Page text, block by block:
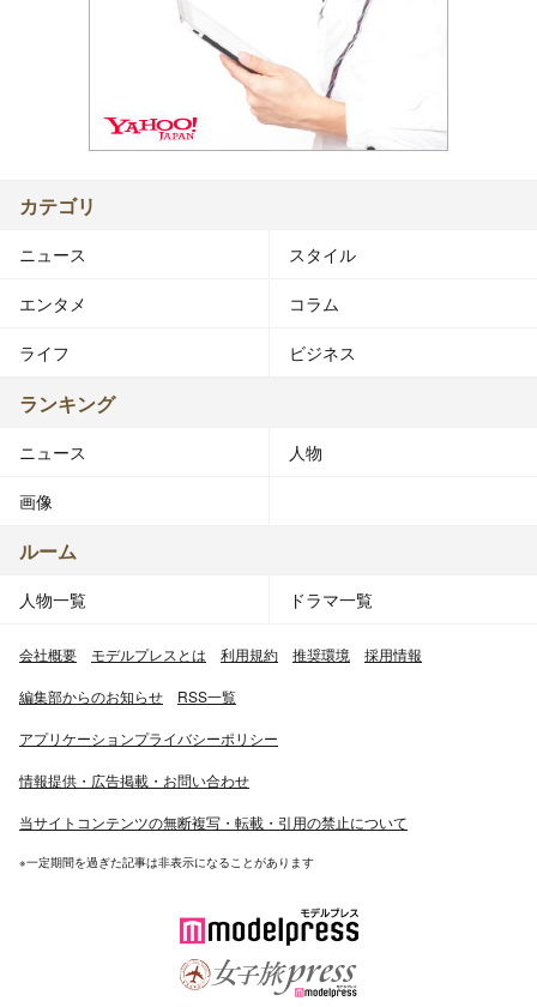
カテゴリ
ニュース スタイル
エンタメ コラム
ライフ ビジネス
ランキング
ニュース 人物
画像
ルーム
人物一覧 ドラマ一覧
会社概要 モデルプレスとは 利用規約 推奨環境 採用情報
編集部からのお知らせ RSS一覧
アプリケーションプライバシーポリシー
情報提供・広告掲載・お問い合わせ
当サイトコンテンツの無断複写・転載・引用の禁止について
※一定期間を過ぎた記事は非表示になることがあります